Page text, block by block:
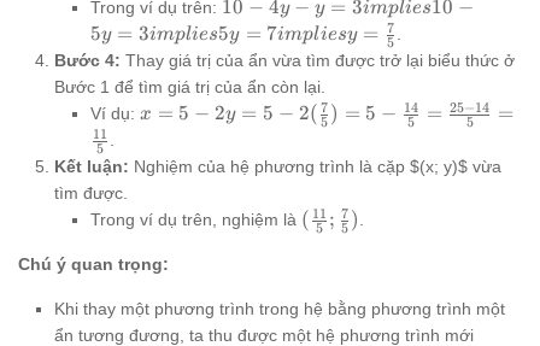
- y
=
3
Trong ví dụ trên: 10 - 4y -
y = 3
implies
10 - 5y
= 3
implies
implies
\frac{7}
10 − 4y − y = 3implies10 −
5y = 3implies5y = 7impliesy = 5
7 .
Bước 4: Thay giá trị của ẩn vừa tìm được trở lại biểu thức ở
Bước 1 để tìm giá trị của ẩn còn lại.
Ví dụ: x = 5 - 2y
2(\frac{7}
\frac{14}
{5} =
\frac{25-
14}{5} =
\frac{11}
{5}
x = 5 − 2y = 5 − 2( 5
7 ) = 5 − 5
14 = 5
25−14 =
5
11 .
Kết luận: Nghiệm của hệ phương trình là cặp $(x; y)$ vừa
tìm được.
Trong ví dụ trên, nghiệm là (\frac{11}
( 5
11 ; 5
7 ).
Chú ý quan trọng:
Khi thay một phương trình trong hệ bằng phương trình một
ẩn tương đương, ta thu được một hệ phương trình mới